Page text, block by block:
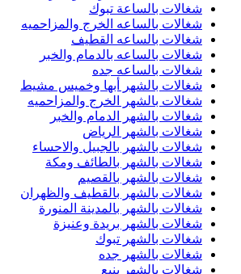
شغالات بالساعة تبوك
شغالات بالساعه الخرج والمزاحميه
شغالات بالساعه القطيف
شغالات بالساعه بالدمام والخبر
شغالات بالساعه جده
شغالات بالشهر أبها وخميس مشيط
شغالات بالشهر الخرج والمزاحميه
شغالات بالشهر الدمام والخبر
شغالات بالشهر الرياض
شغالات بالشهر بالجبيل والاحساء
شغالات بالشهر بالطائف ومكة
شغالات بالشهر بالقصيم
شغالات بالشهر بالقطيف والظهران
شغالات بالشهر بالمدينة المنورة
شغالات بالشهر بريدة وعنيزة
شغالات بالشهر تبوك
شغالات بالشهر جده
شغالات بالشهر ينبع